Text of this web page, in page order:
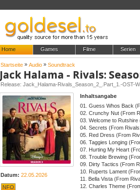
Home Games Filme Serien
Startseite » Audio » Soundtrack
Jack Halama - Rivals:
Release: Jack_Halama-Rivals_Season_2_.Part_1.-OST-
Datum: 22.05.2026
NFO
Inhaltsangabe
01. Guess Whos Back
02. Crunchy Nut (From
03. Welcome to
04. Secrets (From
05. Red Dress (From
06. Taggies Longing
07. Hurting My Heart
08. Trouble Brewing
09. Dirty Tactics (From
10. Ruperts Lament
11. Bella Vista (From
12. Charles Theme